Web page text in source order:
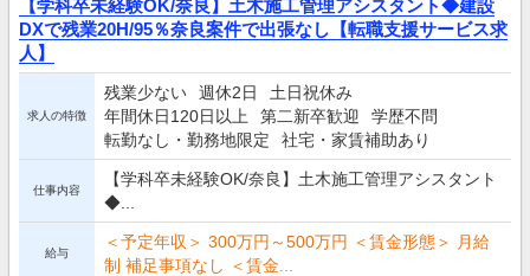
【学科卒未経験OK/奈良】土木施工管理アシスタント◆建設
DXで残業20H/95％奈良案件で出張なし【転職支援サービス求
人】
求人の特徴
残業少ない 週休2日
土日祝休み
年間休日120日以上
第二新卒歓迎
学歴不問
転勤なし・勤務地限定
社宅・家賃補助あり
仕事内容
【学科卒未経験OK/奈良】土木施工管理アシスタント
◆...
給与
＜予定年収＞ 300万円～500万円 ＜賃金形態＞ 月給
制 補足事項なし ＜賃金...